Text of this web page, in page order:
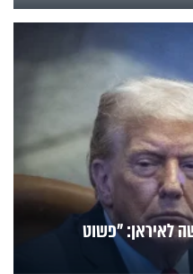
לאיראן: "פשוט